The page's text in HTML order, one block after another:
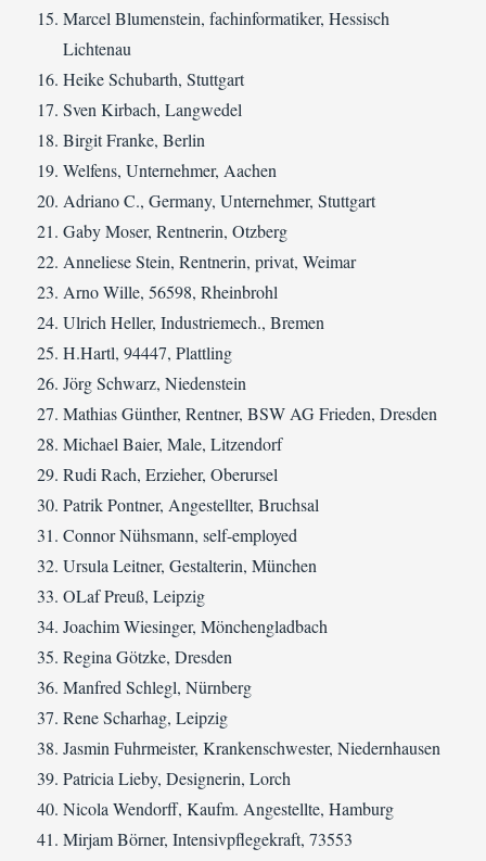
Marcel Blumenstein, fachinformatiker, Hessisch
Lichtenau
Heike Schubarth, Stuttgart
Sven Kirbach, Langwedel
Birgit Franke, Berlin
Welfens, Unternehmer, Aachen
Adriano C., Germany, Unternehmer, Stuttgart
Gaby Moser, Rentnerin, Otzberg
Anneliese Stein, Rentnerin, privat, Weimar
Arno Wille, 56598, Rheinbrohl
Ulrich Heller, Industriemech., Bremen
H.Hartl, 94447, Plattling
Jörg Schwarz, Niedenstein
Mathias Günther, Rentner, BSW AG Frieden, Dresden
Michael Baier, Male, Litzendorf
Rudi Rach, Erzieher, Oberursel
Patrik Pontner, Angestellter, Bruchsal
Connor Nühsmann, self-employed
Ursula Leitner, Gestalterin, München
OLaf Preuß, Leipzig
Joachim Wiesinger, Mönchengladbach
Regina Götzke, Dresden
Manfred Schlegl, Nürnberg
Rene Scharhag, Leipzig
Jasmin Fuhrmeister, Krankenschwester, Niedernhausen
Patricia Lieby, Designerin, Lorch
Nicola Wendorff, Kaufm. Angestellte, Hamburg
Mirjam Börner, Intensivpflegekraft, 73553